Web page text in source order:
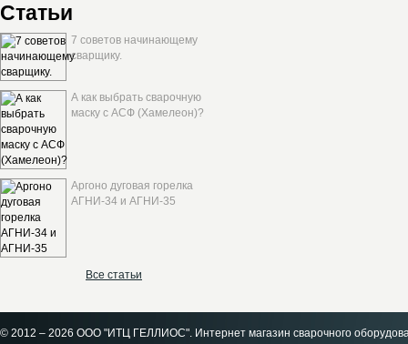
Статьи
7 советов начинающему
сварщику.
А как выбрать сварочную
маску с АСФ (Хамелеон)?
Аргоно дуговая горелка
АГНИ-34 и АГНИ-35
Все статьи
© 2012 – 2026 ООО "ИТЦ ГЕЛЛИОС". Интернет магазин сварочного